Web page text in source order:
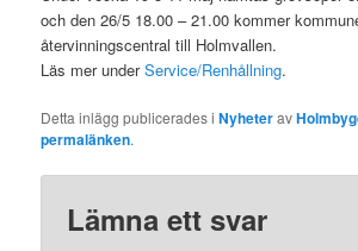
och den 26/5 18.00 – 21.00 kommer
återvinningscentral till Holmvallen.
Läs mer underService/Renhållning.
Detta inlägg publicerades iNyheterav
permalänken.
Lämna ett svar